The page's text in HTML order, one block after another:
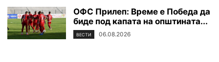
ОФС Прилеп: Време е Победа да
биде под капата на општината...
ВЕСТИ 06.08.2026